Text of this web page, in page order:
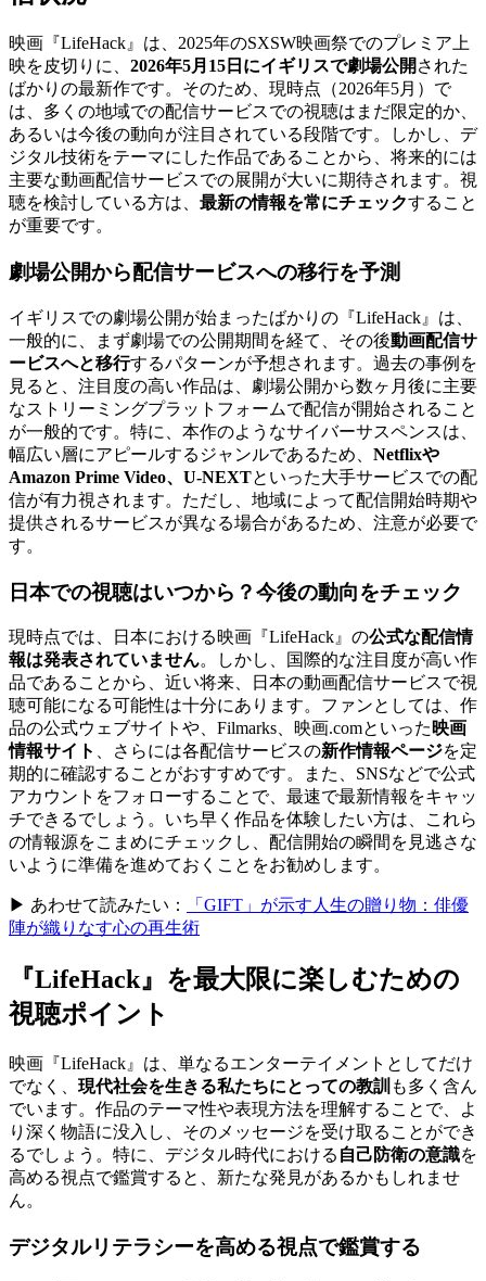
映画『LifeHack』は、2025年のSXSW映画祭でのプレミア上
映を皮切りに、 2026年5月15日にイギリスで劇場公開 された
ばかりの最新作です。そのため、現時点（2026年5月）で
は、多くの地域での配信サービスでの視聴はまだ限定的か、
あるいは今後の動向が注目されている段階です。しかし、デ
ジタル技術をテーマにした作品であることから、将来的には
主要な動画配信サービスでの展開が大いに期待されます。視
聴を検討している方は、 最新の情報を常にチェックすること
が重要です。
劇場公開から配信サービスへの移行を予測
イギリスでの劇場公開が始まったばかりの『LifeHack』は、
一般的に、まず劇場での公開期間を経て、その後動画配信サ
ービスへと移行するパターンが予想されます。過去の事例を
見ると、注目度の高い作品は、劇場公開から数ヶ月後に主要
なストリーミングプラットフォームで配信が開始されること
が一般的です。特に、本作のようなサイバーサスペンスは、
幅広い層にアピールするジャンルであるため、 Netflixや
Amazon Prime Video、U-NEXTといった大手サービスでの配
信が有力視されます。ただし、地域によって配信開始時期や
提供されるサービスが異なる場合があるため、注意が必要で
す。
日本での視聴はいつから？今後の動向をチェック
現時点では、日本における映画『LifeHack』の公式な配信情
報は発表されていません。しかし、国際的な注目度が高い作
品であることから、近い将来、日本の動画配信サービスで視
聴可能になる可能性は十分にあります。ファンとしては、作
品の公式ウェブサイトや、Filmarks、映画.comといった 映画
情報サイト
、さらには各配信サービスの新作情報ページを定
期的に確認することがおすすめです。また、SNSなどで公式
アカウントをフォローすることで、最速で最新情報をキャッ
チできるでしょう。いち早く作品を体験したい方は、これら
の情報源をこまめにチェックし、配信開始の瞬間を見逃さな
いように準備を進めておくことをお勧めします。
▶ あわせて読みたい：
「GIFT」が示す人生の贈り物：俳優
陣が織りなす心の再生術
『LifeHack』を最大限に楽しむための
視聴ポイント
映画『LifeHack』は、単なるエンターテイメントとしてだけ
でなく、 現代社会を生きる私たちにとっての教訓 も多く含ん
でいます。作品のテーマ性や表現方法を理解することで、よ
り深く物語に没入し、そのメッセージを受け取ることができ
るでしょう。特に、デジタル時代における 自己防衛の意識を
高める視点で鑑賞すると、新たな発見があるかもしれませ
ん。
デジタルリテラシーを高める視点で鑑賞する